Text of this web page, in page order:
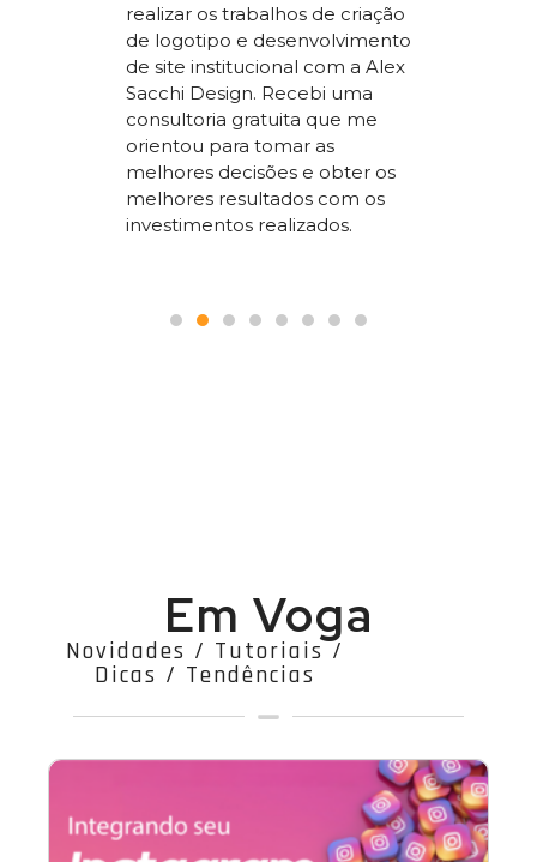
realizar os trabalhos de criação
de logotipo e desenvolvimento
de site institucional com a Alex
Sacchi Design. Recebi uma
consultoria gratuita que me
orientou para tomar as
melhores decisões e obter os
melhores resultados com os
investimentos realizados.
Em Voga
Novidades / Tutoriais /
Dicas / Tendências